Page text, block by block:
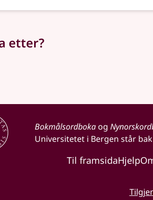
etter?
Bokmålsordbokaog
Universitetet i Bergen står
Til framsidaHjelp